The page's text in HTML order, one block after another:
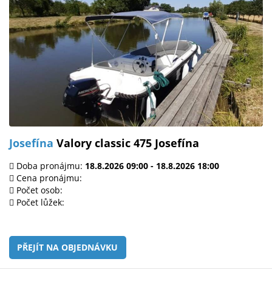
Josefína Valory classic 475 Josefína
Doba pronájmu: 18.8.2026 09:00 - 18.8.2026 18:00
Cena pronájmu:
Počet osob:
Počet lůžek:
PŘEJÍT NA OBJEDNÁVKU